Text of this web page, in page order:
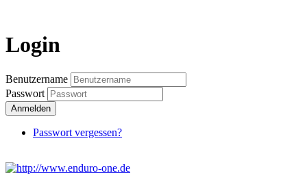
Login
Benutzername
Passwort
Anmelden
Passwort vergessen?